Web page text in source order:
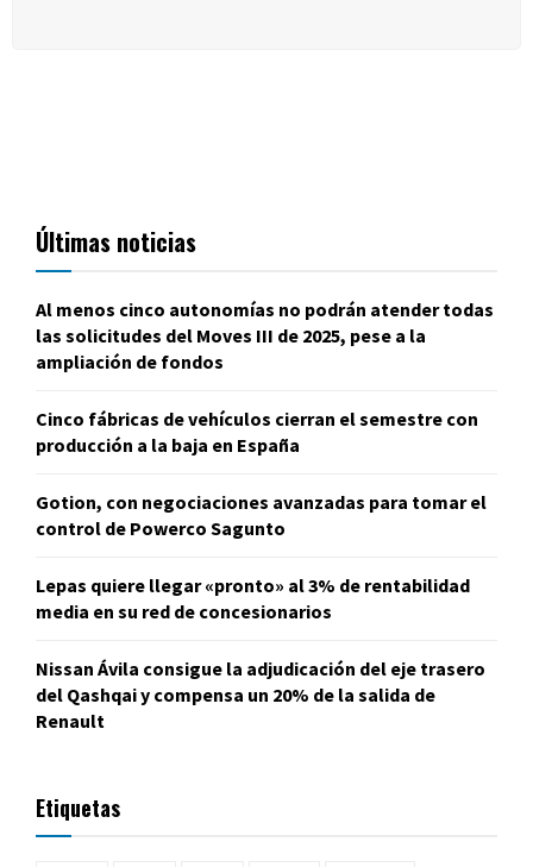
Últimas noticias
Al menos cinco autonomías no podrán atender todas
las solicitudes del Moves III de 2025, pese a la
ampliación de fondos
Cinco fábricas de vehículos cierran el semestre con
producción a la baja en España
Gotion, con negociaciones avanzadas para tomar el
control de Powerco Sagunto
Lepas quiere llegar «pronto» al 3% de rentabilidad
media en su red de concesionarios
Nissan Ávila consigue la adjudicación del eje trasero
del Qashqai y compensa un 20% de la salida de
Renault
Etiquetas